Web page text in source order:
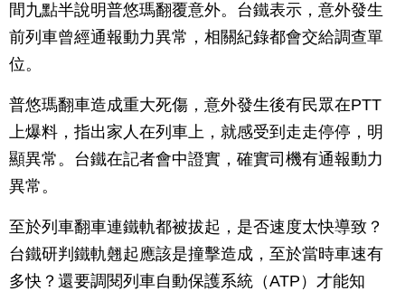
間九點半說明普悠瑪翻覆意外。台鐵表示，意外發生
前列車曾經通報動力異常，相關紀錄都會交給調查單
位。
普悠瑪翻車造成重大死傷，意外發生後有民眾在PTT
上爆料，指出家人在列車上，就感受到走走停停，明
顯異常。台鐵在記者會中證實，確實司機有通報動力
異常。
至於列車翻車連鐵軌都被拔起，是否速度太快導致？
台鐵研判鐵軌翹起應該是撞擊造成，至於當時車速有
多快？還要調閱列車自動保護系統（ATP）才能知